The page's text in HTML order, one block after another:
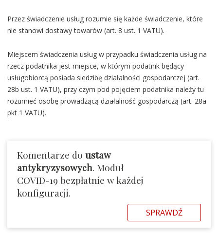
Przez świadczenie usług rozumie się każde świadczenie, które
nie stanowi dostawy towarów (art. 8 ust. 1 VATU).
Miejscem świadczenia usług w przypadku świadczenia usług na
rzecz podatnika jest miejsce, w którym podatnik będący
usługobiorcą posiada siedzibę działalności gospodarczej (art.
28b ust. 1 VATU), przy czym pod pojęciem podatnika należy tu
rozumieć osobę prowadzącą działalność gospodarczą (art. 28a
pkt 1 VATU).
Komentarze do ustaw
antykryzysowych. Moduł
COVID-19 bezpłatnie w każdej
konfiguracji.
SPRAWDŹ